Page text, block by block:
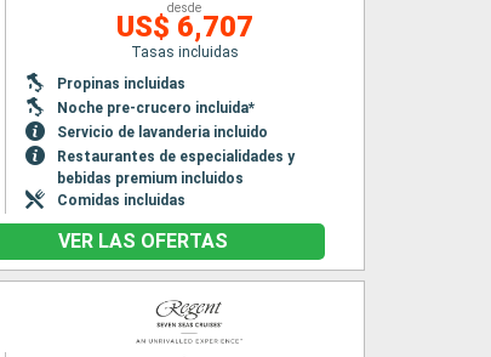
desde
US$ 6,707
Tasas incluidas
Propinas incluidas
Noche pre-crucero incluida*
Servicio de lavanderia incluido
Restaurantes de especialidades y
bebidas premium incluidos
Comidas incluidas
VER LAS OFERTAS